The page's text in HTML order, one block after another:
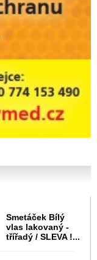
Smetáček Bílý
vlas lakovaný -
třířadý / SLEVA !...